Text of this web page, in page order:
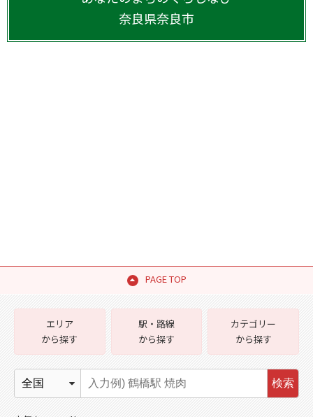
奈良県奈良市
PAGE TOP
エリア
から探す
駅・路線
から探す
カテゴリー
から探す
検索